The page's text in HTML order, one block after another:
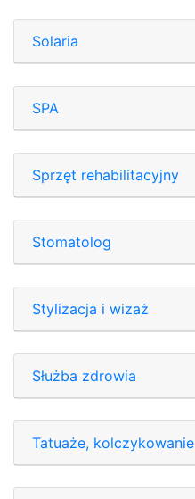
Solaria
SPA
Sprzęt rehabilitacyjny
Stomatolog
Stylizacja i wizaż
Służba zdrowia
Tatuaże, kolczykowanie